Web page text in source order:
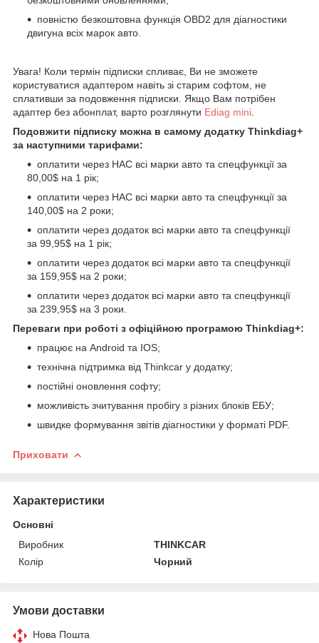
повністю безкоштовна функція OBD2 для діагностики
двигуна всіх марок авто.
Увага! Коли термін підписки спливає, Ви не зможете
користуватися адаптером навіть зі старим софтом, не
сплативши за подовження підписки. Якщо Вам потрібен
адаптер без абонплат, варто розглянути Ediag mini
Подовжити підписку можна в самому додатку Thinkdiag+
за наступними тарифами:
оплатити через НАС всі марки авто та спецфункції за
80,00$ на 1 рік;
оплатити через НАС всі марки авто та спецфункції за
140,00$ на 2 роки;
оплатити через додаток всі марки авто та спецфункції
за 99,95$ на 1 рік;
оплатити через додаток всі марки авто та спецфункції
за 159,95$ на 2 роки;
оплатити через додаток всі марки авто та спецфункції
за 239,95$ на 3 роки.
Переваги при роботі з офіційною програмою Thinkdiag+:
працює на Android та IOS;
технічна підтримка від Thinkcar у додатку;
постійні оновлення софту;
можливість зчитування пробігу з різних блоків ЕБУ;
швидке формування звітів діагностики у форматі PDF.
Приховати
Характеристики
Основні
Виробник
THINKCAR
Колір
Чорний
Умови доставки
Нова Пошта